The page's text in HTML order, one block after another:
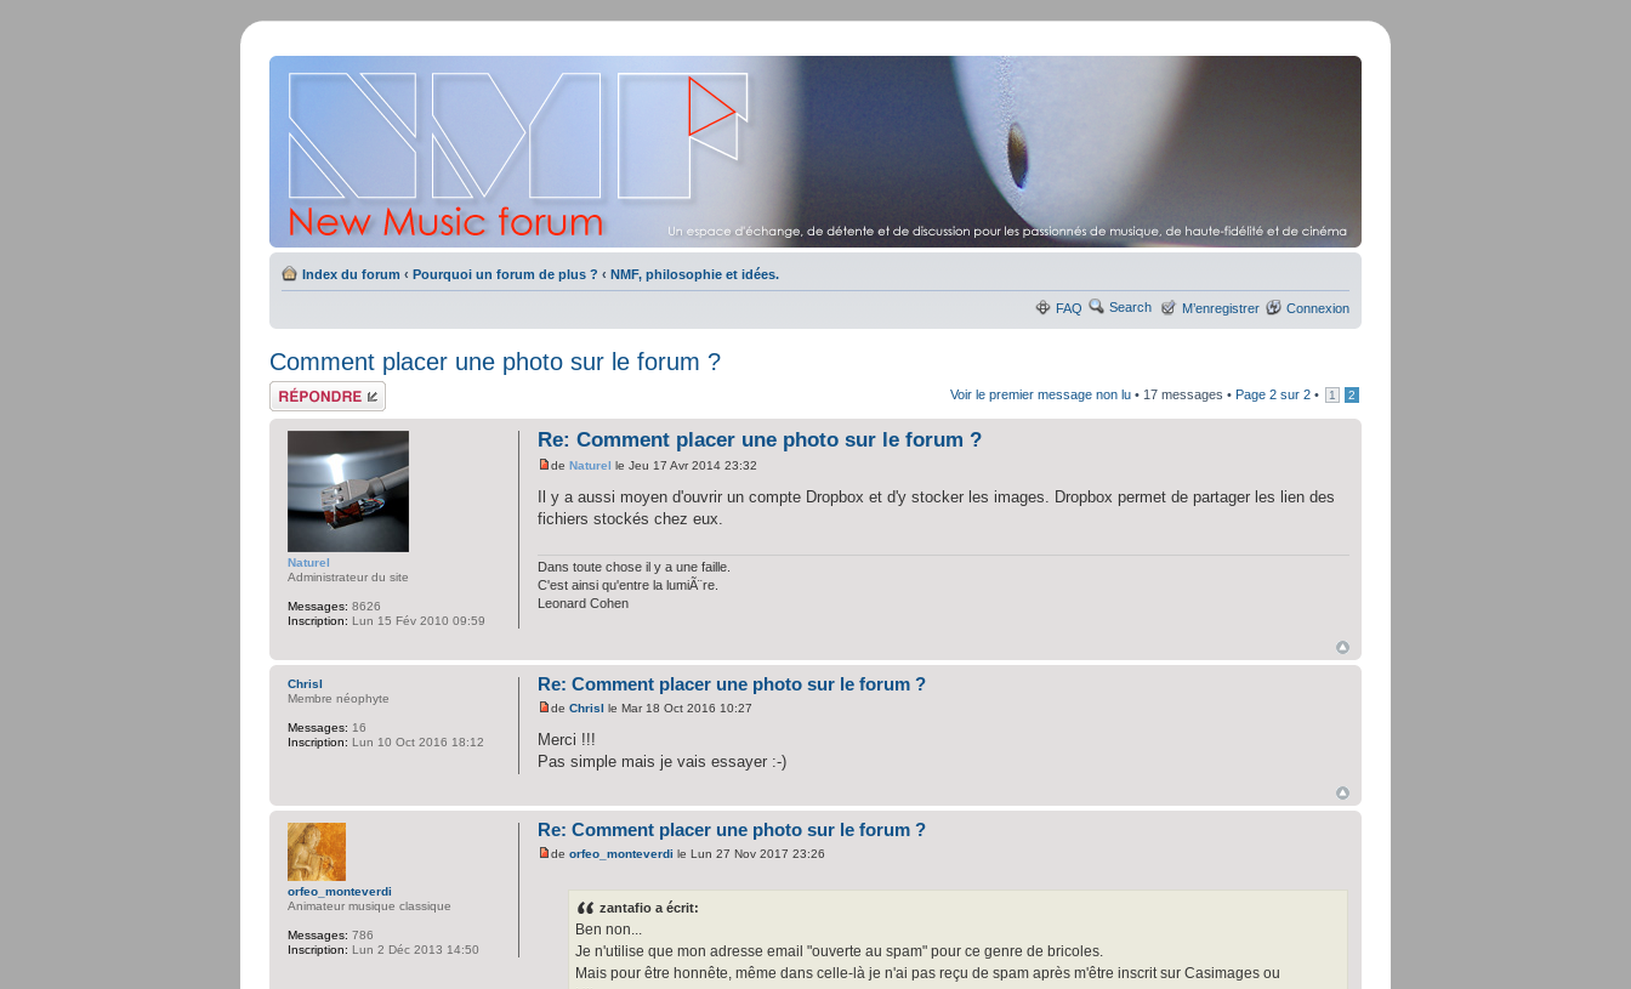
Index du forum ‹ Pourquoi un forum de plus ? ‹ NMF, philosophie et idées.
FAQ Search M’enregistrer Connexion
Comment placer une photo sur le forum ?
Répondre Voir le premier message non lu • 17 messages • Page 2 sur 2 • 1 2
Re: Comment placer une photo sur le forum ?
deNaturel le Jeu 17 Avr 2014 23:32
Il y a aussi moyen d'ouvrir un compte Dropbox et d'y stocker les images. Dropbox permet de partager les lien des
fichiers stockés chez eux.
Dans toute chose il y a une faille.
C'est ainsi qu'entre la lumiÃ¨re.
Leonard Cohen
Naturel
Administrateur du site
Messages: 8626
Inscription: Lun 15 Fév 2010 09:59
Re: Comment placer une photo sur le forum ?
deChrisI le Mar 18 Oct 2016 10:27
Merci !!!
Pas simple mais je vais essayer :-)
ChrisI
Membre néophyte
Messages: 16
Inscription: Lun 10 Oct 2016 18:12
Re: Comment placer une photo sur le forum ?
deorfeo_monteverdi le Lun 27 Nov 2017 23:26
zantafio a écrit:
Ben non...
Je n'utilise que mon adresse email "ouverte au spam" pour ce genre de bricoles.
Mais pour être honnête, même dans celle-là je n'ai pas reçu de spam après m'être inscrit sur Casimages ou
orfeo_monteverdi
Animateur musique classique
Messages: 786
Inscription: Lun 2 Déc 2013 14:50